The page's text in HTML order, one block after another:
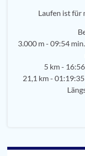
Laufen ist für
3.000 m - 09:54
5 km -
21,1 km -